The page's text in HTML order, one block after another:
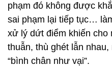
phạm đó không được
sai phạm lại tiếp tục…
xử lý dứt điểm khiến cho
thuẫn, thù ghét lẫn
“bình chân như vại”.